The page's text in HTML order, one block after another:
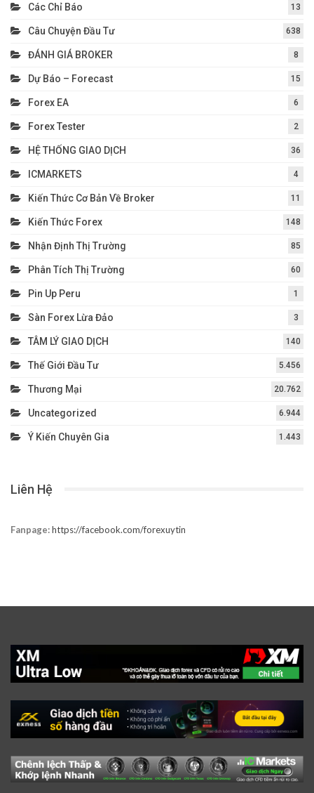
Các Chỉ Báo 13
Câu Chuyện Đầu Tư 638
ĐÁNH GIÁ BROKER 8
Dự Báo – Forecast 15
Forex EA 6
Forex Tester 2
HỆ THỐNG GIAO DỊCH 36
ICMARKETS 4
Kiến Thức Cơ Bản Về Broker 11
Kiến Thức Forex 148
Nhận Định Thị Trường 85
Phân Tích Thị Trường 60
Pin Up Peru 1
Sàn Forex Lừa Đảo 3
TÂM LÝ GIAO DỊCH 140
Thế Giới Đầu Tư 5.456
Thương Mại 20.762
Uncategorized 6.944
Ý Kiến Chuyên Gia 1.443
Liên Hệ
Fanpage:https://facebook.com/forexuytin